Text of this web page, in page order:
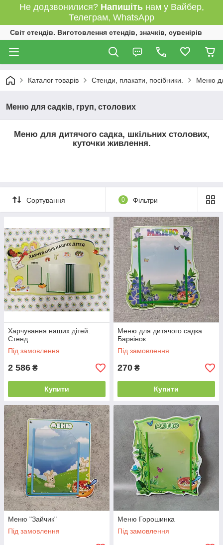
Не додзвонилися? Напишітьнам у Вайбер,
Телеграм, WhatsApp
Світ стендів. Виготовлення стендів, значків, сувенірів
Каталог товарів Стенди, плакати, посібники. Меню
Меню для садків, груп, столових
Меню для дитячого садка, шкільних столових,
куточки живлення.
Сортування 0 Фільтри
Харчування наших дітей.
Стенд
Під замовлення
2 586 ₴
Купити
Меню для дитячого садка
Барвінок
Під замовлення
270 ₴
Купити
Меню "Зайчик"
Під замовлення
Меню Горошинка
Під замовлення